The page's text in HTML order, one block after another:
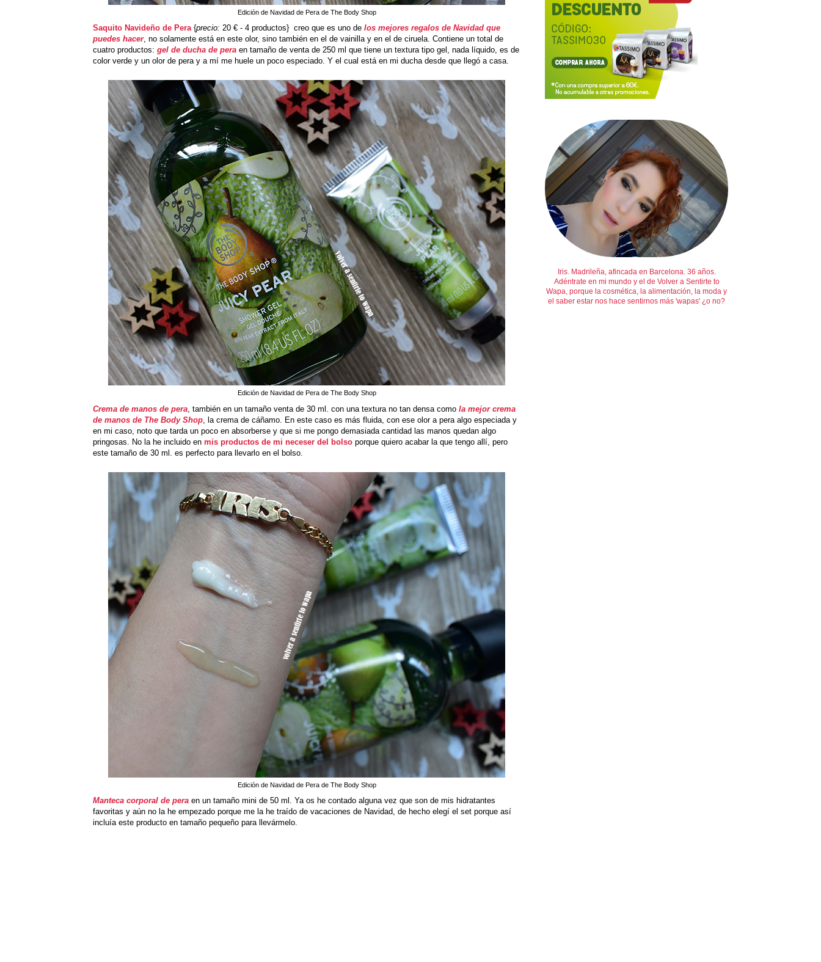
Edición de Navidad de Pera de The Body Shop
Saquito Navideño de Pera{precio: 20 € - 4 productos} creo que es uno de los mejores regalos de Navidad que
puedes hacer, no solamente está en este olor, sino también en el de vainilla y en el de ciruela. Contiene un total de
cuatro productos: gel de ducha de pera en tamaño de venta de 250 ml que tiene un textura tipo gel, nada líquido, es de
color verde y un olor de pera y a mí me huele un poco especiado. Y el cual está en mi ducha desde que llegó a casa.
Edición de Navidad de Pera de The Body Shop
Crema de manos de pera , también en un tamaño venta de 30 ml. con una textura no tan densa como la mejor crema
de manos de The Body Shop , la crema de cáñamo. En este caso es más fluida, con ese olor a pera algo especiada y
en mi caso, noto que tarda un poco en absorberse y que si me pongo demasiada cantidad las manos quedan algo
pringosas. No la he incluido en mis productos de mi neceser del bolso porque quiero acabar la que tengo allí, pero
este tamaño de 30 ml. es perfecto para llevarlo en el bolso.
Edición de Navidad de Pera de The Body Shop
Manteca corporal de pera en un tamaño mini de 50 ml. Ya os he contado alguna vez que son de mis hidratantes
favoritas y aún no la he empezado porque me la he traído de vacaciones de Navidad, de hecho elegí el set porque así
incluía este producto en tamaño pequeño para llevármelo.
Iris. Madrileña, afincada en Barcelona. 36 años.
Adéntrate en mi mundo y el de Volver a Sentirte to
Wapa, porque la cosmética, la alimentación, la moda y
el saber estar nos hace sentirnos más 'wapas' ¿o no?